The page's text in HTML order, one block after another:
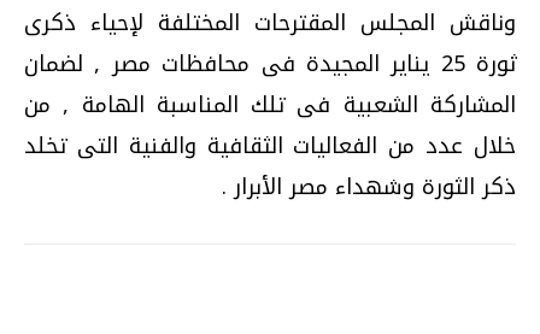
وناقش المجلس المقترحات المختلفة لإحياء ذكرى
ثورة 25 يناير المجيدة فى محافظات مصر , لضمان
المشاركة الشعبية فى تلك المناسبة الهامة , من
خلال عدد من الفعاليات الثقافية والفنية التى تخلد
ذكر الثورة وشهداء مصر الأبرار .